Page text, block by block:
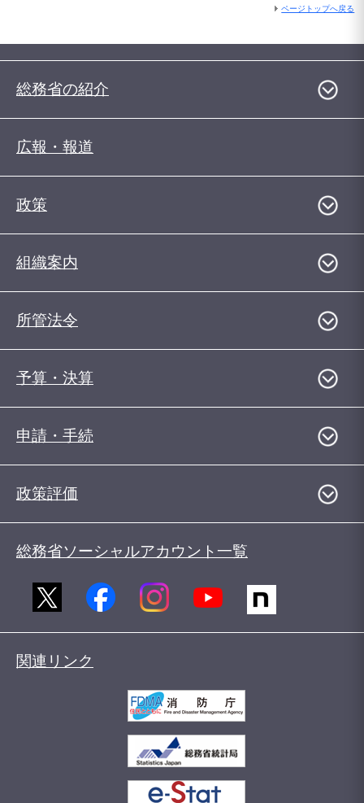
ページトップへ戻る
総務省の紹介
広報・報道
政策
組織案内
所管法令
予算・決算
申請・手続
政策評価
総務省ソーシャルアカウント一覧
関連リンク